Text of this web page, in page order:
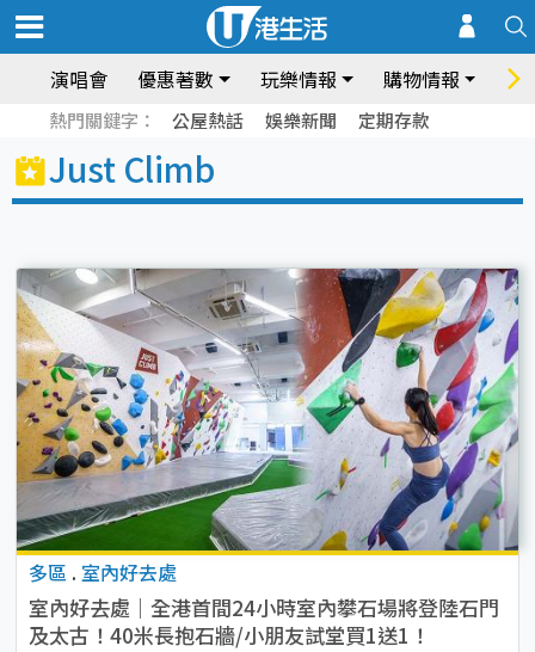
演唱會 優惠著數 玩樂情報 購物情報 飲
熱門關鍵字： 公屋熱話 娛樂新聞 定期存款
Just Climb
多區 . 室內好去處
室內好去處｜全港首間24小時室內攀石場將登陸石門
及太古！40米長抱石牆/小朋友試堂買1送1！